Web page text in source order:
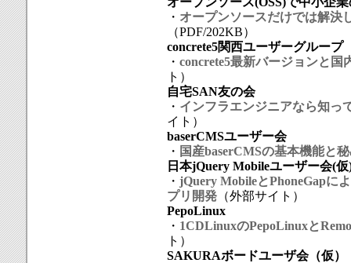
・ オープンソースだけでは解決
（PDF/202KB）
concrete5関西ユーザーグループ
・ concrete5最新バージョンと国
ト）
自宅SAN友の会
・ インフラエンジニアなら知っ
イト）
baserCMSユーザー会
・ 国産baserCMSの基本機能と
日本jQuery Mobileユーザー会(仮
・ jQuery MobileとPhoneGapに
プリ開発 （外部サイト）
PepoLinux
・ 1CDLinuxのPepoLinuxと
ト）
SAKURAボードユーザ会（仮）